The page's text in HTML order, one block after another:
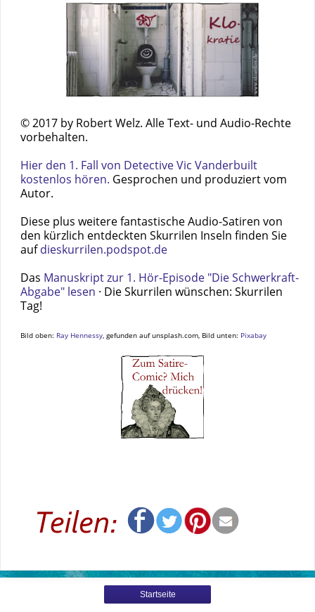
© 2017 by Robert Welz. Alle Text- und Audio-Rechte
vorbehalten.
Hier den 1. Fall von Detective Vic Vanderbuilt
kostenlos hören. Gesprochen und produziert vom
Autor.
Diese plus weitere fantastische Audio-Satiren von
den kürzlich entdeckten Skurrilen Inseln finden Sie
aufdieskurrilen.podspot.de
Das Manuskript zur 1. Hör-Episode "Die Schwerkraft-
Abgabe" lesen · Die Skurrilen wünschen: Skurrilen
Tag!
Bild oben: Ray Hennessy , gefunden auf unsplash.com, Bild unten: Pixabay
Startseite